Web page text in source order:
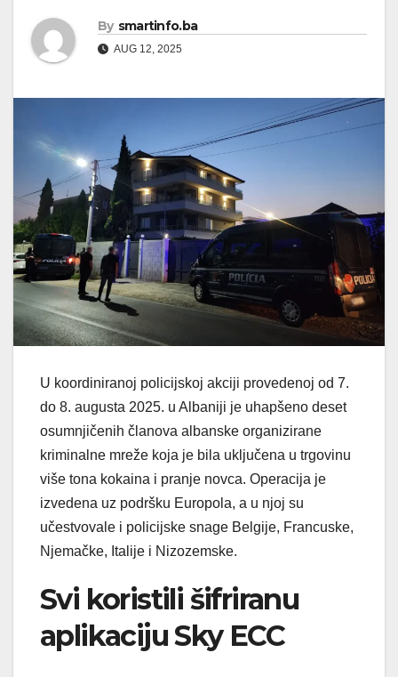
By smartinfo.ba
AUG 12, 2025
U koordiniranoj policijskoj akciji provedenoj od 7.
do 8. augusta 2025. u Albaniji je uhapšeno deset
osumnjičenih članova albanske organizirane
kriminalne mreže koja je bila uključena u trgovinu
više tona kokaina i pranje novca. Operacija je
izvedena uz podršku Europola, a u njoj su
učestvovale i policijske snage Belgije, Francuske,
Njemačke, Italije i Nizozemske.
Svi koristili šifriranu
aplikaciju Sky ECC